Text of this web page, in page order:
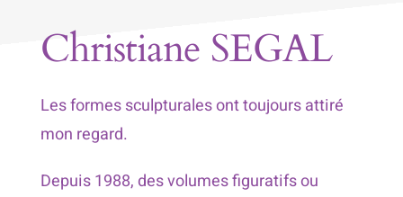
Christiane SEGAL
Les formes sculpturales ont toujours attiré
mon regard.
Depuis 1988, des volumes figuratifs ou